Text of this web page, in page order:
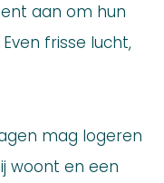
aan om hun
frisse lucht,
mag logeren
woont en een